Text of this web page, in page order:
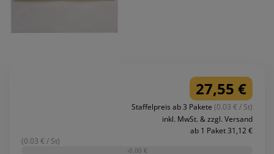
27,55 €
Staffelpreis ab 3 Pakete (0.03 € / St)
inkl. MwSt. & zzgl. Versand
ab 1 Paket 31,12 €
(0.03 € / St)
-0,00 €